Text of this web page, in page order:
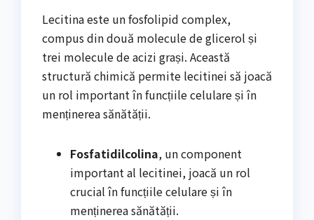
Lecitina este un fosfolipid complex,
compus din două molecule de glicerol și
trei molecule de acizi grași. Această
structură chimică permite lecitinei să joacă
un rol important în funcțiile celulare și în
menținerea sănătății.
Fosfatidilcolina, un component
important al lecitinei, joacă un rol
crucial în funcțiile celulare și în
menținerea sănătății.